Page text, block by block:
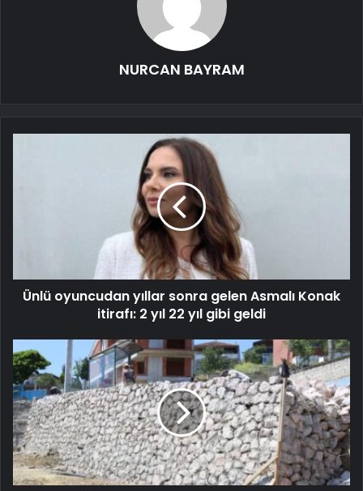
NURCAN BAYRAM
Ünlü oyuncudan yıllar sonra gelen Asmalı Konak
itirafı: 2 yıl 22 yıl gibi geldi